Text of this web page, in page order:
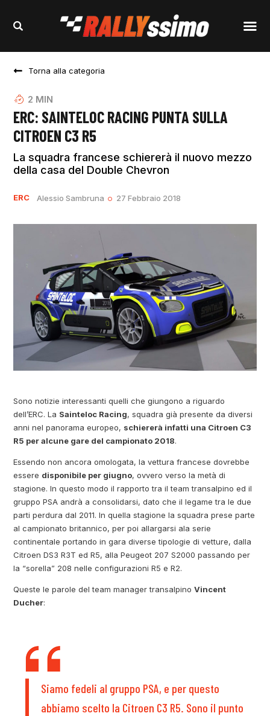
Torna alla categoria
2 MIN
ERC: SAINTELOC RACING PUNTA SULLA
CITROEN C3 R5
La squadra francese schiererà il nuovo mezzo
della casa del Double Chevron
ERC Alessio Sambruna 27 Febbraio 2018
Sono notizie interessanti quelli che giungono a riguardo
dell’ERC. La Sainteloc Racing, squadra già presente da diversi
anni nel panorama europeo, schiererà infatti una Citroen C3
R5 per alcune gare del campionato 2018.
Essendo non ancora omologata, la vettura francese dovrebbe
essere disponibile per giugno, ovvero verso la metà di
stagione. In questo modo il rapporto tra il team transalpino ed il
gruppo PSA andrà a consolidarsi, dato che il legame tra le due
parti perdura dal 2011. In quella stagione la squadra prese parte
al campionato britannico, per poi allargarsi ala serie
continentale portando in gara diverse tipologie di vetture, dalla
Citroen DS3 R3T ed R5, alla Peugeot 207 S2000 passando per
la “sorella” 208 nelle configurazioni R5 e R2.
Queste le parole del team manager transalpinoVincent
Ducher:
Siamo fedeli al gruppo PSA, e per questo
abbiamo scelto la Citroen C3 R5. Sono il punto